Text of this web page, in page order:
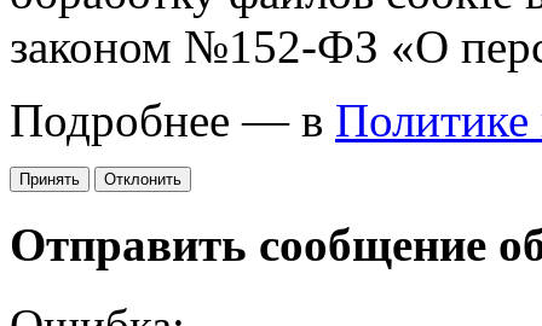
законом №152-ФЗ «О
Подробнее — в Политике
Принять Отклонить
Отправить сообщение